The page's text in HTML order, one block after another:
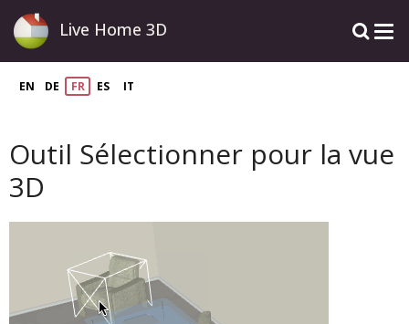
Live Home 3D
EN DE FR ES IT
Outil Sélectionner pour la vue
3D